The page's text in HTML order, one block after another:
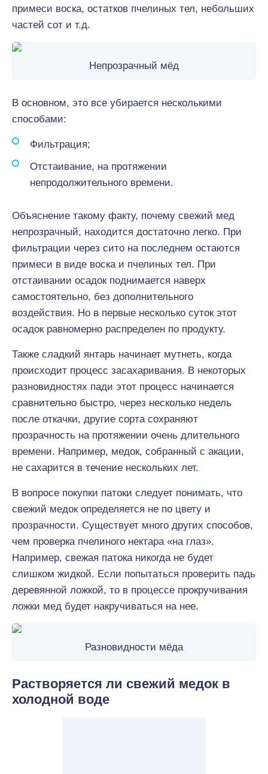
примеси воска, остатков пчелиных тел, небольших
частей сот и т.д.
Непрозрачный мёд
В основном, это все убирается несколькими
способами:
Фильтрация;
Отстаивание, на протяжении
непродолжительного времени.
Объяснение такому факту, почему свежий мед
непрозрачный, находится достаточно легко. При
фильтрации через сито на последнем остаются
примеси в виде воска и пчелиных тел. При
отстаивании осадок поднимается наверх
самостоятельно, без дополнительного
воздействия. Но в первые несколько суток этот
осадок равномерно распределен по продукту.
Также сладкий янтарь начинает мутнеть, когда
происходит процесс засахаривания. В некоторых
разновидностях пади этот процесс начинается
сравнительно быстро, через несколько недель
после откачки, другие сорта сохраняют
прозрачность на протяжении очень длительного
времени. Например, медок, собранный с акации,
не сахарится в течение нескольких лет.
В вопросе покупки патоки следует понимать, что
свежий медок определяется не по цвету и
прозрачности. Существует много других способов,
чем проверка пчелиного нектара «на глаз».
Например, свежая патока никогда не будет
слишком жидкой. Если попытаться проверить падь
деревянной ложкой, то в процессе прокручивания
ложки мед будет накручиваться на нее.
Разновидности мёда
Растворяется ли свежий медок в
холодной воде